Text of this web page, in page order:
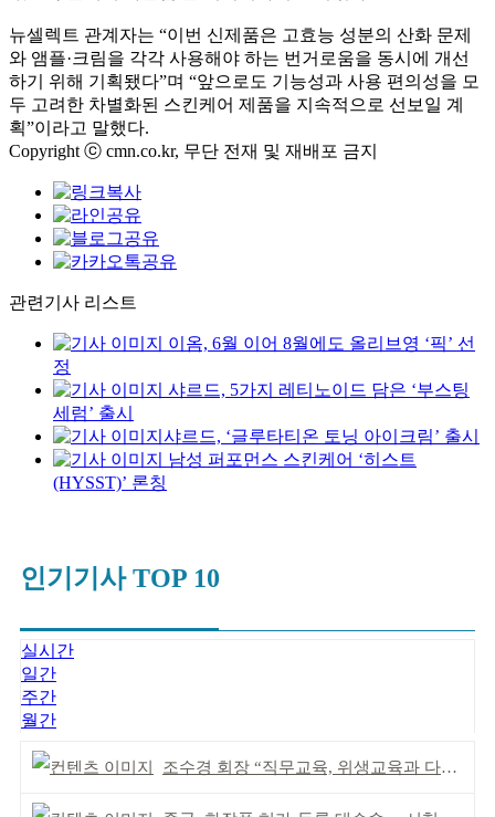
뉴셀렉트 관계자는 “이번 신제품은 고효능 성분의 산화 문제
와 앰플·크림을 각각 사용해야 하는 번거로움을 동시에 개선
하기 위해 기획됐다”며 “앞으로도 기능성과 사용 편의성을 모
두 고려한 차별화된 스킨케어 제품을 지속적으로 선보일 계
획”이라고 말했다.
Copyright ⓒ cmn.co.kr, 무단 전재 및 재배포 금지
관련기사 리스트
이옴, 6월 이어 8월에도 올리브영 ‘픽’ 선
정
샤르드, 5가지 레티노이드 담은 ‘부스팅
세럼’ 출시
​​샤르드, ‘글루타티온 토닝 아이크림’ 출시
남성 퍼포먼스 스킨케어 ‘히스트
(HYSST)’ 론칭
인기기사 TOP 10
실시간
일간
주간
월간
조수경 회장 “직무교육, 위생교육과 다르다”